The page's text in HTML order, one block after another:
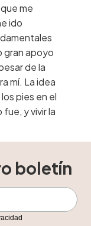
me
ido
gran apoyo
de la
mí. La idea
pies en el
y vivir la
boletín